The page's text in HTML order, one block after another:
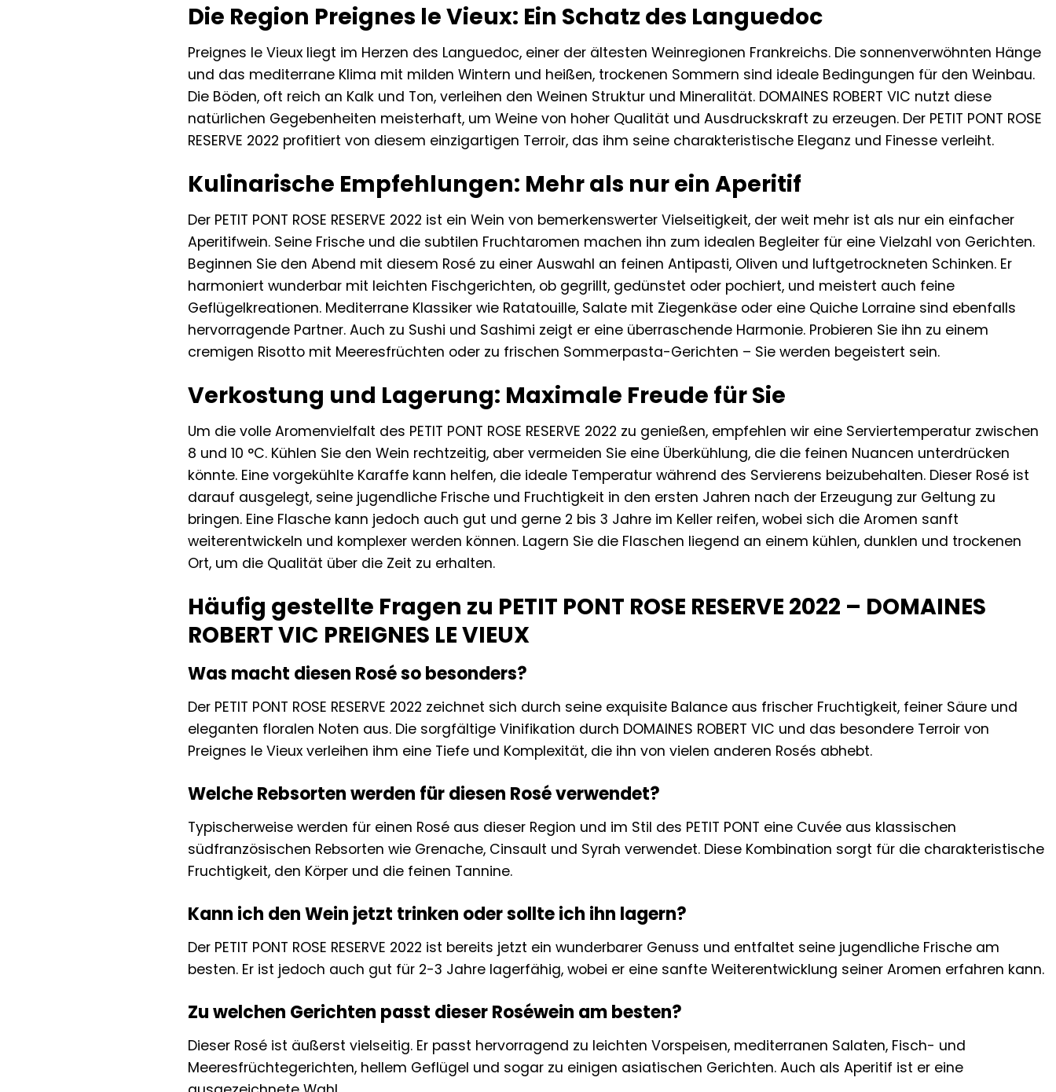
Die Region Preignes le Vieux: Ein Schatz des Languedoc
Preignes le Vieux liegt im Herzen des Languedoc, einer der ältesten Weinregionen Frankreichs. Die sonnenverwöhnten Hänge
und das mediterrane Klima mit milden Wintern und heißen, trockenen Sommern sind ideale Bedingungen für den Weinbau.
Die Böden, oft reich an Kalk und Ton, verleihen den Weinen Struktur und Mineralität. DOMAINES ROBERT VIC nutzt diese
natürlichen Gegebenheiten meisterhaft, um Weine von hoher Qualität und Ausdruckskraft zu erzeugen. Der PETIT PONT ROSE
RESERVE 2022 profitiert von diesem einzigartigen Terroir, das ihm seine charakteristische Eleganz und Finesse verleiht.
Kulinarische Empfehlungen: Mehr als nur ein Aperitif
Der PETIT PONT ROSE RESERVE 2022 ist ein Wein von bemerkenswerter Vielseitigkeit, der weit mehr ist als nur ein einfacher
Aperitifwein. Seine Frische und die subtilen Fruchtaromen machen ihn zum idealen Begleiter für eine Vielzahl von Gerichten.
Beginnen Sie den Abend mit diesem Rosé zu einer Auswahl an feinen Antipasti, Oliven und luftgetrockneten Schinken. Er
harmoniert wunderbar mit leichten Fischgerichten, ob gegrillt, gedünstet oder pochiert, und meistert auch feine
Geflügelkreationen. Mediterrane Klassiker wie Ratatouille, Salate mit Ziegenkäse oder eine Quiche Lorraine sind ebenfalls
hervorragende Partner. Auch zu Sushi und Sashimi zeigt er eine überraschende Harmonie. Probieren Sie ihn zu einem
cremigen Risotto mit Meeresfrüchten oder zu frischen Sommerpasta-Gerichten – Sie werden begeistert sein.
Verkostung und Lagerung: Maximale Freude für Sie
Um die volle Aromenvielfalt des PETIT PONT ROSE RESERVE 2022 zu genießen, empfehlen wir eine Serviertemperatur zwischen
8 und 10 °C. Kühlen Sie den Wein rechtzeitig, aber vermeiden Sie eine Überkühlung, die die feinen Nuancen unterdrücken
könnte. Eine vorgekühlte Karaffe kann helfen, die ideale Temperatur während des Servierens beizubehalten. Dieser Rosé ist
darauf ausgelegt, seine jugendliche Frische und Fruchtigkeit in den ersten Jahren nach der Erzeugung zur Geltung zu
bringen. Eine Flasche kann jedoch auch gut und gerne 2 bis 3 Jahre im Keller reifen, wobei sich die Aromen sanft
weiterentwickeln und komplexer werden können. Lagern Sie die Flaschen liegend an einem kühlen, dunklen und trockenen
Ort, um die Qualität über die Zeit zu erhalten.
Häufig gestellte Fragen zu PETIT PONT ROSE RESERVE 2022 – DOMAINES
ROBERT VIC PREIGNES LE VIEUX
Was macht diesen Rosé so besonders?
Der PETIT PONT ROSE RESERVE 2022 zeichnet sich durch seine exquisite Balance aus frischer Fruchtigkeit, feiner Säure und
eleganten floralen Noten aus. Die sorgfältige Vinifikation durch DOMAINES ROBERT VIC und das besondere Terroir von
Preignes le Vieux verleihen ihm eine Tiefe und Komplexität, die ihn von vielen anderen Rosés abhebt.
Welche Rebsorten werden für diesen Rosé verwendet?
Typischerweise werden für einen Rosé aus dieser Region und im Stil des PETIT PONT eine Cuvée aus klassischen
südfranzösischen Rebsorten wie Grenache, Cinsault und Syrah verwendet. Diese Kombination sorgt für die charakteristische
Fruchtigkeit, den Körper und die feinen Tannine.
Kann ich den Wein jetzt trinken oder sollte ich ihn lagern?
Der PETIT PONT ROSE RESERVE 2022 ist bereits jetzt ein wunderbarer Genuss und entfaltet seine jugendliche Frische am
besten. Er ist jedoch auch gut für 2-3 Jahre lagerfähig, wobei er eine sanfte Weiterentwicklung seiner Aromen erfahren kann.
Zu welchen Gerichten passt dieser Roséwein am besten?
Dieser Rosé ist äußerst vielseitig. Er passt hervorragend zu leichten Vorspeisen, mediterranen Salaten, Fisch- und
Meeresfrüchtegerichten, hellem Geflügel und sogar zu einigen asiatischen Gerichten. Auch als Aperitif ist er eine